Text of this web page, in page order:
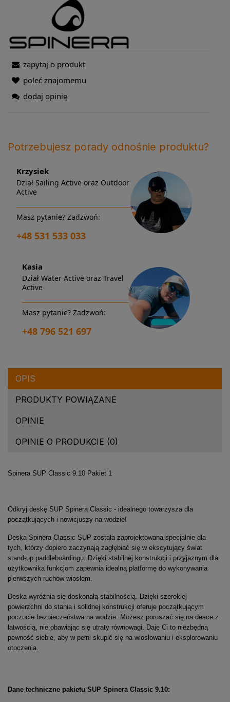
zapytaj o produkt
poleć znajomemu
dodaj opinię
Potrzebujesz porady odnośnie produktu?
Krzysiek
Dział Sailing Active oraz Outdoor
Active
Masz pytanie? Zadzwoń:
+48 531 533 033
Kasia
Dział Water Active oraz Travel
Active
Masz pytanie? Zadzwoń:
+48 796 521 697
OPIS
PRODUKTY POWIĄZANE
OPINIE
OPINIE O PRODUKCIE (0)
Spinera SUP Classic 9.10 Pakiet 1
Odkryj deskę SUP Spinera Classic - idealnego towarzysza dla
początkujących i nowicjuszy na wodzie!
Deska Spinera Classic SUP została zaprojektowana specjalnie dla
tych, którzy dopiero zaczynają zagłębiać się w ekscytujący świat
stand-up paddleboardingu. Dzięki stabilnej konstrukcji i przyjaznym dla
użytkownika funkcjom zapewnia idealną platformę do wykonywania
pierwszych ruchów wiosłem.
Deska wyróżnia się doskonałą stabilnością. Dzięki szerokiej
powierzchni do stania i solidnej konstrukcji oferuje początkującym
poczucie bezpieczeństwa na wodzie. Możesz poruszać się na desce z
łatwością, nie obawiając się utraty równowagi. Daje Ci to niezbędną
pewność siebie, aby w pełni skupić się na wiosłowaniu i eksplorowaniu
otoczenia.
Dane techniczne pakietu SUP Spinera Classic 9.10: